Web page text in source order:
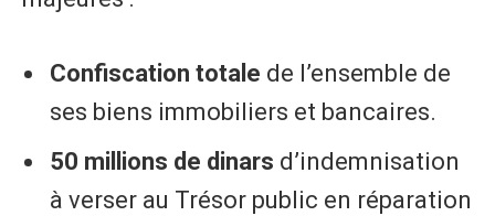
Confiscation totale de l’ensemble de
ses biens immobiliers et bancaires.
50 millions de dinars d’indemnisation
à verser au Trésor public en réparation